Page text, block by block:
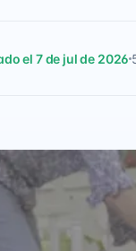
el 7 de jul de 2026